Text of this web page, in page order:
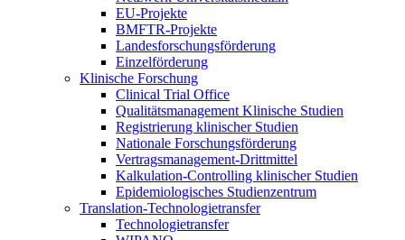
EU-Projekte
BMFTR-Projekte
Landesforschungsförderung
Einzelförderung
Klinische Forschung
Clinical Trial Office
Qualitätsmanagement Klinische Studien
Registrierung klinischer Studien
Nationale Forschungsförderung
Vertragsmanagement-Drittmittel
Kalkulation-Controlling klinischer Studien
Epidemiologisches Studienzentrum
Translation-Technologietransfer
Technologietransfer